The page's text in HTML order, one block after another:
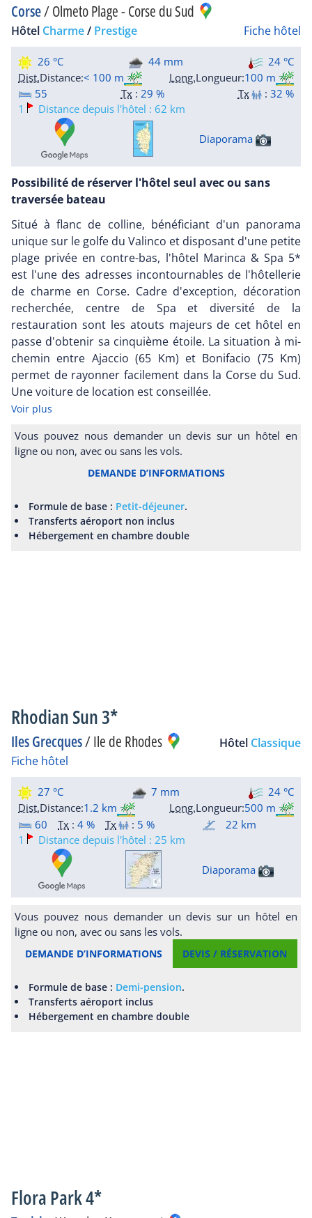
Corse/Olmeto Plage - Corse du Sud
Hôtel Charme/ Prestige Fiche hôtel
26 °C 44 mm
24 °C
Dist.Distance:< 100 m Long.Longueur:100 m
55
Tx: 29 % Tx : 32 %
1
Distance depuis l'hôtel : 62 km
Diaporama
Possibilité de réserver l'hôtel seul avec ou sans
traversée bateau
Situé à flanc de colline, bénéficiant d'un panorama
unique sur le golfe du Valinco et disposant d'une petite
plage privée en contre-bas, l'hôtel Marinca & Spa 5*
est l'une des adresses incontournables de l'hôtellerie
de charme en Corse. Cadre d'exception, décoration
recherchée, centre de Spa et diversité de la
restauration sont les atouts majeurs de cet hôtel en
passe d'obtenir sa cinquième étoile. La situation à mi-
chemin entre Ajaccio (65 Km) et Bonifacio (75 Km)
permet de rayonner facilement dans la Corse du Sud.
Une voiture de location est conseillée.
Voir plus
Vous pouvez nous demander un devis sur un hôtel en
ligne ou non, avec ou sans les vols.
DEMANDE D’INFORMATIONS
Formule de base : Petit-déjeuner.
Transferts aéroport non inclus
Hébergement en chambre double
Rhodian Sun 3*
Iles Grecques/Ile de Rhodes Hôtel Classique
Fiche hôtel
27 °C 7 mm
24 °C
Dist.Distance:1.2 km Long.Longueur:500 m
60
Tx : 4 % Tx : 5 %
22 km
1
Distance depuis l'hôtel : 25 km
Diaporama
Vous pouvez nous demander un devis sur un hôtel en
ligne ou non, avec ou sans les vols.
DEMANDE D’INFORMATIONS DEVIS / RÉSERVATION
Formule de base : Demi-pension.
Transferts aéroport inclus
Hébergement en chambre double
Flora Park 4*